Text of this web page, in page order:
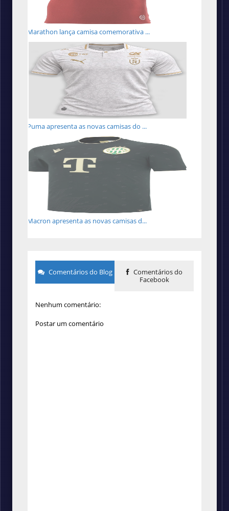
Marathon lança camisa comemorativa ...
Puma apresenta as novas camisas do ...
Macron apresenta as novas camisas d...
Comentários do Blog
Comentários do
Facebook
Nenhum comentário:
Postar um comentário